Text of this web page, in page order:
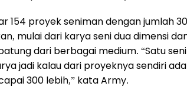
154 proyek seniman dengan jumlah
mulai dari karya seni dua dimensi
dari berbagai medium. “Satu
jadi kalau dari proyeknya sendiri
300 lebih,” kata Army.